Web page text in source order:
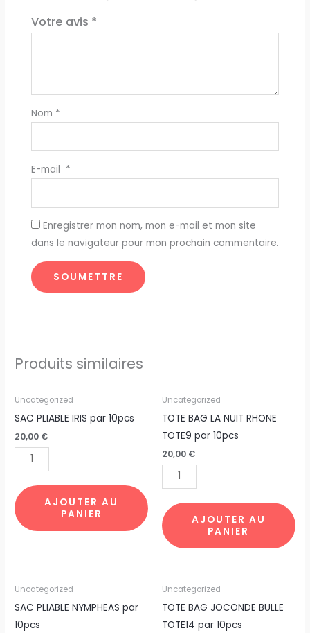
Votre avis *
Nom *
E-mail *
Enregistrer mon nom, mon e-mail et mon site
dans le navigateur pour mon prochain commentaire.
Produits similaires
Uncategorized
SAC PLIABLE IRIS par 10pcs
20,00 €
quantité
de
SAC
PLIABLE
10pcs
AJOUTER AU
PANIER
Uncategorized
TOTE BAG LA NUIT RHONE
TOTE9 par 10pcs
20,00 €
quantité
de
TOTE
BAG
LA
NUIT
RHONE
TOTE9
par
10pcs
AJOUTER AU
PANIER
Uncategorized
SAC PLIABLE NYMPHEAS par
10pcs
quantité
de
SAC
Uncategorized
TOTE BAG JOCONDE BULLE
TOTE14 par 10pcs
quantité
de
TOTE